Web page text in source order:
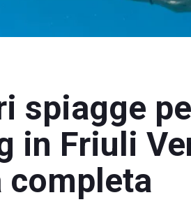
spiagge
in Friuli
completa